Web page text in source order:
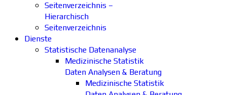
Seitenverzeichnis –
Hierarchisch
Seitenverzeichnis
Dienste
Statistische Datenanalyse
Medizinische Statistik
Daten Analysen & Beratung
Medizinische Statistik